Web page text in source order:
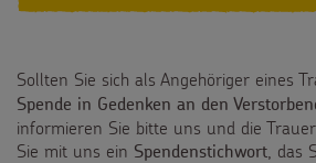
Sollten Sie sich als Angehöriger eines
Spende in Gedenken an den
informieren Sie bitte uns und die
Sie mit uns ein Spendenstichwort, das